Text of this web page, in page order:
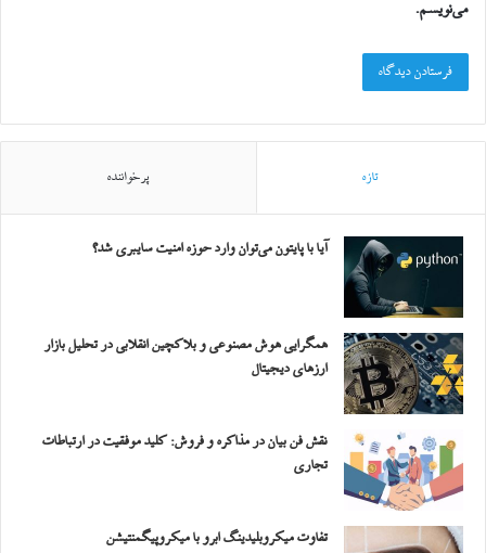
می‌نویسم.
تازه پرخواننده
آیا با پایتون می‌توان وارد حوزه امنیت سایبری شد؟
همگرایی هوش مصنوعی و بلاکچین انقلابی در تحلیل بازار
ارزهای دیجیتال
نقش فن بیان در مذاکره و فروش: کلید موفقیت در ارتباطات
تجاری
تفاوت میکروبلیدینگ ابرو با میکروپیگمنتیشن